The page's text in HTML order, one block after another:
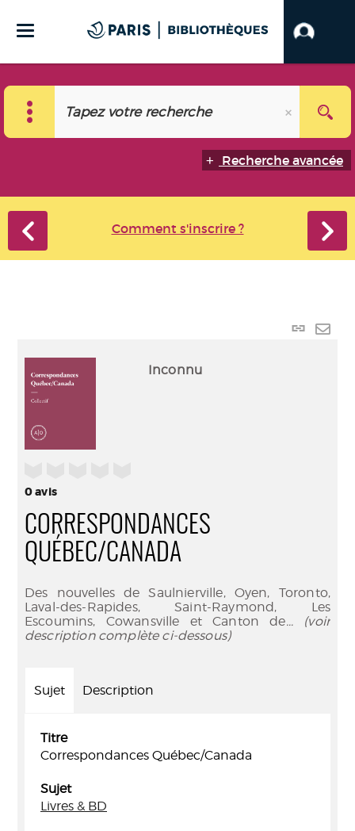
Recherche avancée
Comment s'inscrire ?
Lien
0avis
Inconnu
CORRESPONDANCES
QUÉBEC/CANADA
Des nouvelles de Saulnierville, Oyen, Toronto,
Laval-des-Rapides, Saint-Raymond, Les
Escoumins, Cowansville et Canton de... (voir
description complète ci-dessous)
Sujet Description
Titre
Correspondances Québec/Canada
Sujet
Livres & BD